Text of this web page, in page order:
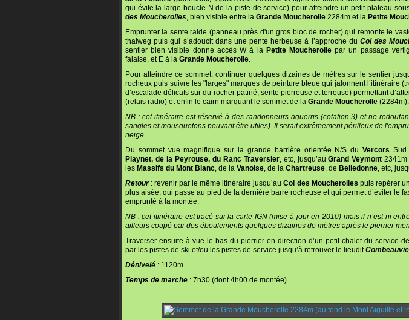
qui évite la large boucle N de la piste de service) pour atteindre un petit plateau
des Moucherolles, bien visible entre la Grande Moucherolle 2284m et la Petite
Emprunter la sente raide (panneau près d'un gros bloc de rocher) qui remonte le
thalweg puis qui s’adoucit dans une pente herbeuse à l’approche du Col des
sentier bien visible donne accès W à la Petite Moucherolle par un passage
falaise, et E à la Grande Moucherolle.
Pour atteindre ce sommet, continuer quelques dizaines de mètres sur le sentier
rocheux puis suivre les "larges" marques de peinture bleue qui jalonnent l’itinéraire
d’escalade délicats sur du rocher patiné, sente pierreuse et terreuse) permettant
(relais radio) et enfin le cairn marquant le sommet de la Grande Moucherolle (2284m).
NB : cet itinéraire est réservé à des randonneurs aguerris (cotation 3) et ne
sangles et mousquetons pouvant être utiles). Il serait extrêmement périlleux de
neige.
Du sommet vue magnifique sur la grande barrière orientée N/S duVercors Sud
Playnet, de la Peyrouse, du Ranc Traversier, etc, jusqu’auGrand Veymont 2341m
les Massifs du Mont Blanc, de la Vanoise, de la Chartreuse, de Belledonne, etc,
Retour: revenir par le même itinéraire jusqu’auCol des Moucherolles puis repérer
plus aisée, qui passe au pied de la dernière barre rocheuse et qui permet d’éviter le
emprunté à la montée.
NB : cet itinéraire est tracé sur la carte IGN (mise à jour en 2010) mais il n’est ni
ailleurs coupé par des éboulements quelques dizaines de mètres après le pierrier
Traverser ensuite à vue le bas du pierrier en direction d’un petit chalet du service
par les pistes de ski et/ou les pistes de service jusqu’à retrouver le lieudit
Dénivelé : 1120m
Temps de marche : 7h30 (dont 4h00 de montée)